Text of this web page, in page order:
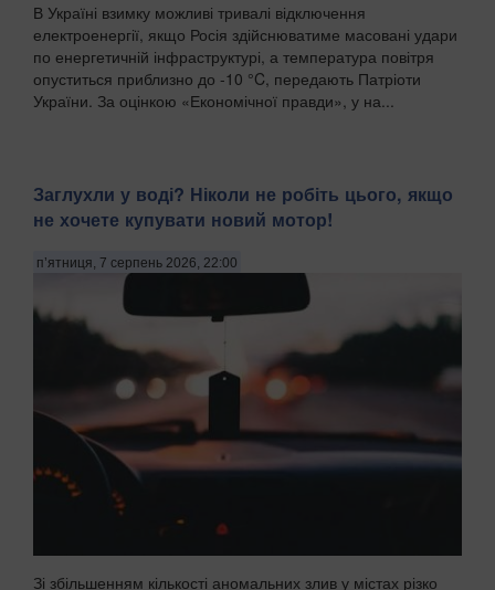
В Україні взимку можливі тривалі відключення
електроенергії, якщо Росія здійснюватиме масовані удари
по енергетичній інфраструктурі, а температура повітря
опуститься приблизно до -10 °C, передають Патріоти
України. За оцінкою «Економічної правди», у на...
Заглухли у воді? Ніколи не робіть цього, якщо
не хочете купувати новий мотор!
п’ятниця, 7 серпень 2026, 22:00
Зі збільшенням кількості аномальних злив у містах різко